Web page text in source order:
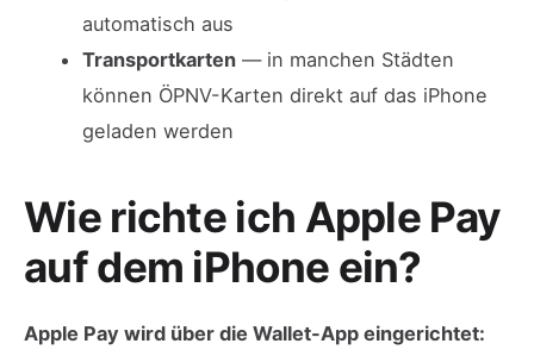
automatisch aus
Transportkarten— in manchen Städten
können ÖPNV-Karten direkt auf das iPhone
geladen werden
Wie richte ich Apple Pay
auf dem iPhone ein?
Apple Pay wird über die Wallet-App eingerichtet: